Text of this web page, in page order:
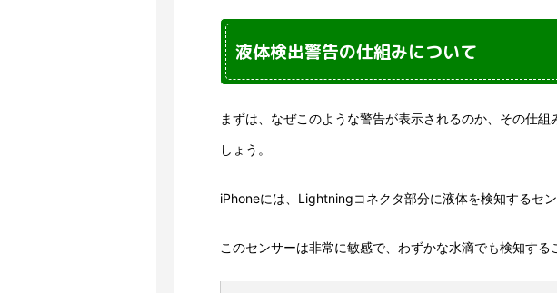
液体検出警告の仕組みについて
まずは、なぜこのような警告が表示されるのか、その仕組
しょう。
iPhoneには、Lightningコネクタ部分に液体を検知するセン
このセンサーは非常に敏感で、わずかな水滴でも検知する